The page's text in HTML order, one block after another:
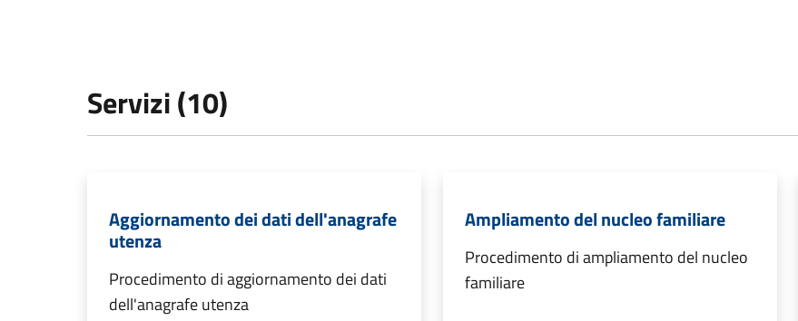
Servizi (10)
Aggiornamento dei dati dell'anagrafe
utenza
Procedimento di aggiornamento dei dati
dell'anagrafe utenza
Ampliamento del nucleo familiare
Procedimento di ampliamento del nucleo
familiare